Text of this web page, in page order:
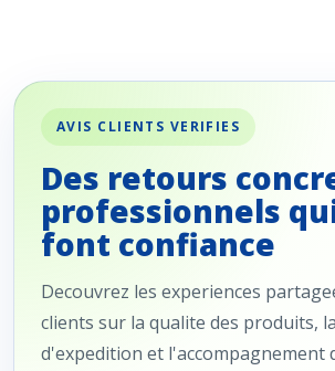
AVIS CLIENTS VERIFIES
Des retours
professionnels
font confiance
Decouvrez les experiences
clients sur la qualite des produits,
d'expedition et l'accompagnement